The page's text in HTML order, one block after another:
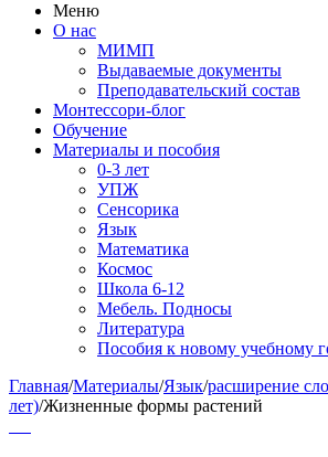
Меню
О нас
МИМП
Выдаваемые документы
Преподавательский состав
Монтессори-блог
Обучение
Материалы и пособия
0-3 лет
УПЖ
Сенсорика
Язык
Математика
Космос
Школа 6-12
Мебель. Подносы
Литература
Пособия к новому учебному
Главная/Материалы/Язык/расширение
лет)/Жизненные формы растений